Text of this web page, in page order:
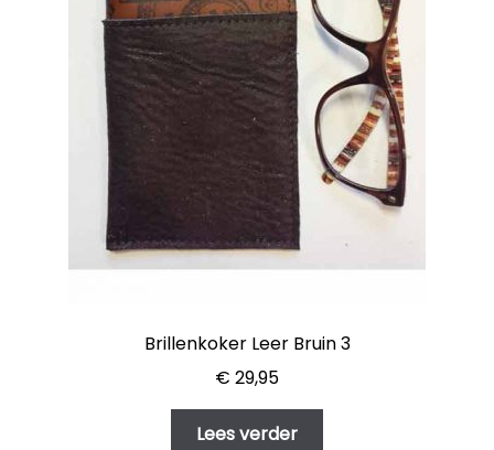
Brillenkoker Leer Bruin 3
€ 29,95
Lees verder